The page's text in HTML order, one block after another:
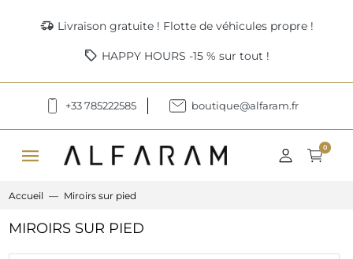
delivery_truck_speed Livraison gratuite ! Flotte de véhicules propre !
sell HAPPY HOURS -15 % sur tout !
+33 785222585 boutique@alfaram.fr
menu 0
Accueil Miroirs sur pied
MIROIRS SUR PIED